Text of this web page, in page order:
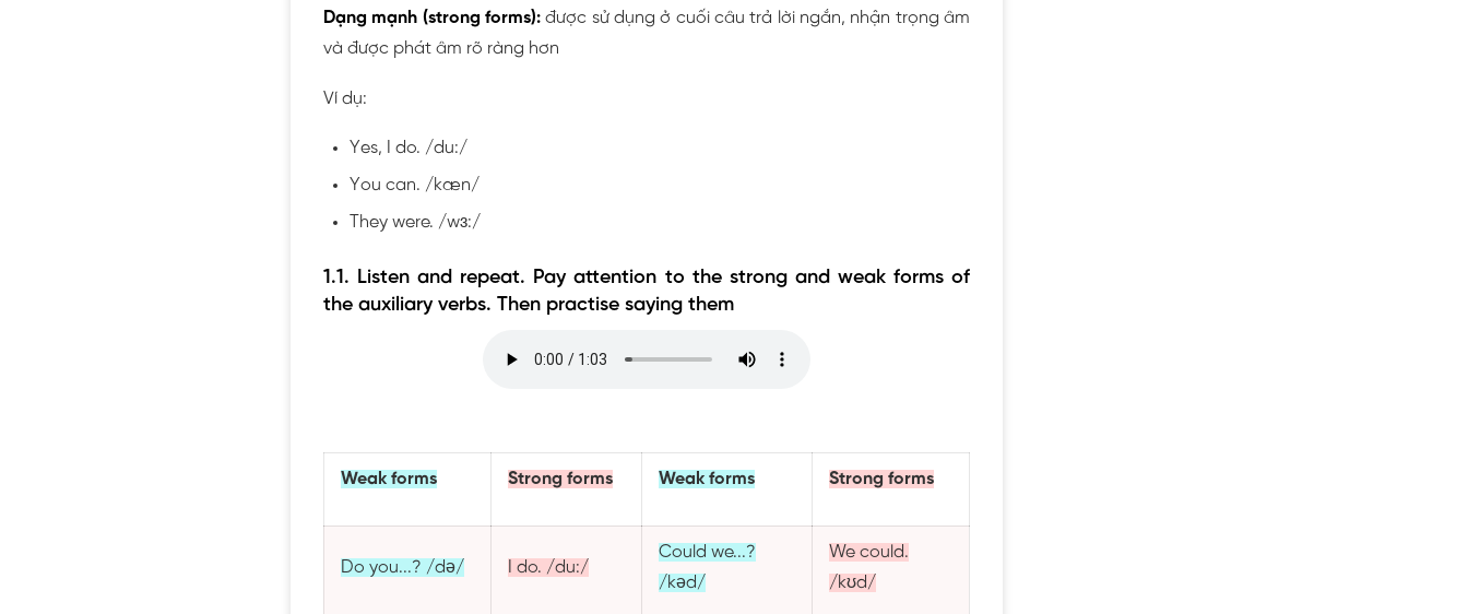
Dạng mạnh (strong forms): được sử dụng ở cuối câu trả lời ngắn, nhận trọng âm
và được phát âm rõ ràng hơn
Ví dụ:
Yes, I do. /du:/
You can. /kæn/
They were. /wɜ:/
1.1. Listen and repeat. Pay attention to the strong and weak forms of
the auxiliary verbs. Then practise saying them
Weak forms Strong forms Weak forms Strong forms
Do you...? /də/ I do. /du:/
Could we...?
/kəd/
We could.
/kʊd/